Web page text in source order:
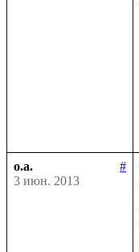
o.a.
#
3 июн. 2013